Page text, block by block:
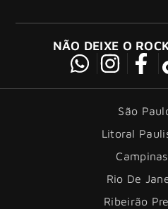
NÃO DEIXE O
São
Litoral
Rio De
Ribeirão